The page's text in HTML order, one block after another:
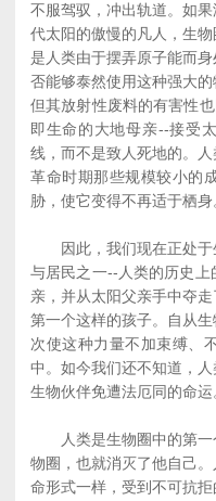
不服驾驭，冲出轨道。如
代太阳的傲慢的凡人，生
是人类由于摆弄原子能而
否能够泰然使用这种强大
但其放射性废料的有害性
即生命的大地母亲--接受
线，而不是致人死地的。
革命时期那些规模较小的
胁，使它变得不再适于栖身
因此，我们现在正处于
与居民之一--人类的历史
亲，并从太阳父亲手中夺
第一个这样的孩子。自从
次使这种力量不加束缚、
中。如今我们还不知道，
生物伙伴免遭法厄同的命运
人类是生物圈中的第一
物圈，也就消灭了他自己
命形式一样，受到不可抗